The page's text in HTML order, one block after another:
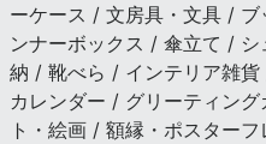
ーケース / 文房具・文具 /
ンナーボックス / 傘立て /
納 / 靴べら / インテリア雑
カレンダー / グリーティン
ト・絵画 / 額縁・ポスター